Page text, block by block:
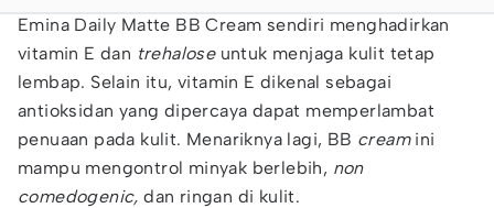
Emina Daily Matte BB Cream sendiri menghadirkan
vitamin E dan trehalose untuk menjaga kulit tetap
lembap. Selain itu, vitamin E dikenal sebagai
antioksidan yang dipercaya dapat memperlambat
penuaan pada kulit. Menariknya lagi, BB cream ini
mampu mengontrol minyak berlebih, non
comedogenic, dan ringan di kulit.